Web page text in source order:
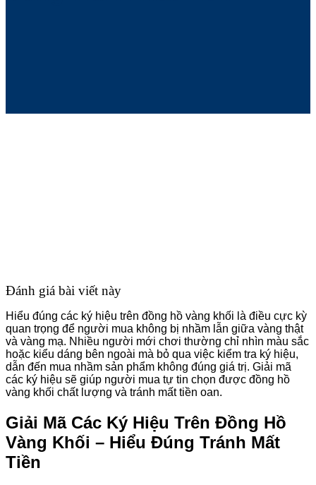
Đánh giá bài viết này
Hiểu đúng các ký hiệu trên đồng hồ vàng khối là điều cực kỳ
quan trọng để người mua không bị nhầm lẫn giữa vàng thật
và vàng mạ. Nhiều người mới chơi thường chỉ nhìn màu sắc
hoặc kiểu dáng bên ngoài mà bỏ qua việc kiểm tra ký hiệu,
dẫn đến mua nhầm sản phẩm không đúng giá trị. Giải mã
các ký hiệu sẽ giúp người mua tự tin chọn được đồng hồ
vàng khối chất lượng và tránh mất tiền oan.
Giải Mã Các Ký Hiệu Trên Đồng Hồ
Vàng Khối – Hiểu Đúng Tránh Mất
Tiền